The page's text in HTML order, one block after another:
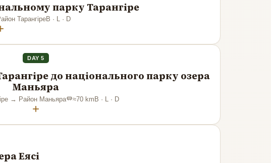
парку Тарангіре
ТарангіреB · L · D
DAY 5
до національного парку озера
Маньяра
→ Район Маньяра ≈70 km B · L · D
+
Еясі